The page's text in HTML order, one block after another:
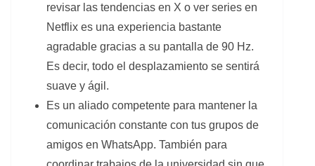
revisar las tendencias en X o ver series en
Netflix es una experiencia bastante
agradable gracias a su pantalla de 90 Hz.
Es decir, todo el desplazamiento se sentirá
suave y ágil.
Es un aliado competente para mantener la
comunicación constante con tus grupos de
amigos en WhatsApp. También para